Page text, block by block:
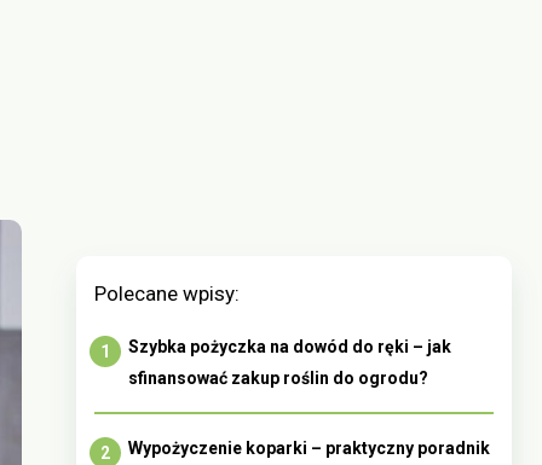
Polecane wpisy:
Szybka pożyczka na dowód do ręki – jak
sfinansować zakup roślin do ogrodu?
Wypożyczenie koparki – praktyczny poradnik